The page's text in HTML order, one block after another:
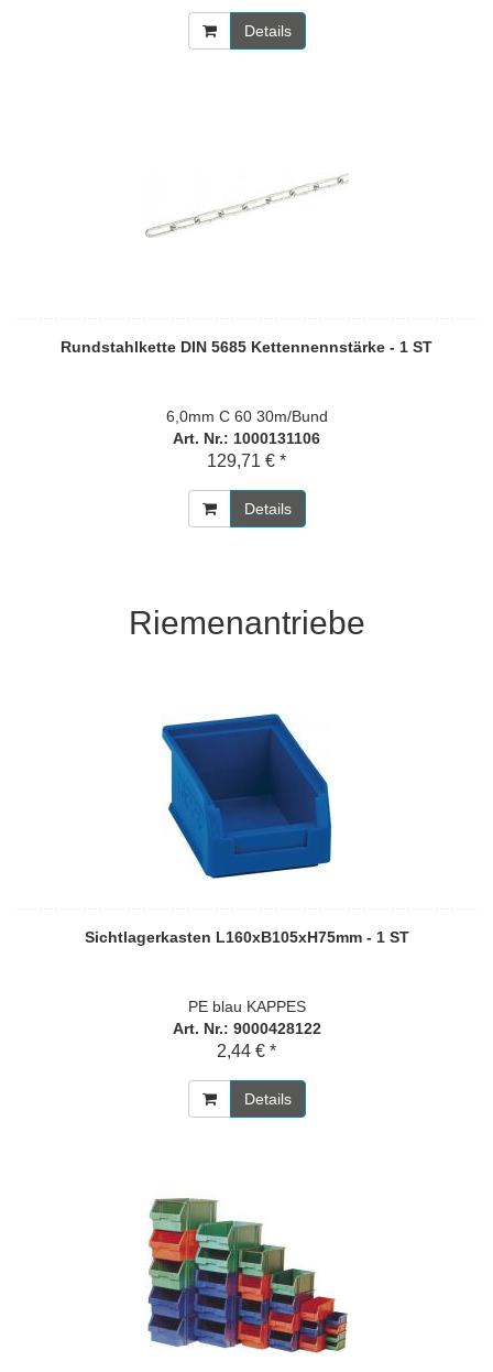
Details
Rundstahlkette DIN 5685 Kettennennstärke - 1 ST
6,0mm C 60 30m/Bund
Art. Nr.: 1000131106
129,71 € *
Details
Riemenantriebe
Sichtlagerkasten L160xB105xH75mm - 1 ST
PE blau KAPPES
Art. Nr.: 9000428122
2,44 € *
Details